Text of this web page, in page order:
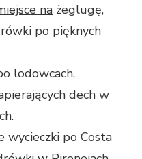
na żeglugę,
po pięknych
lodowcach,
dech w
wycieczki po Costa